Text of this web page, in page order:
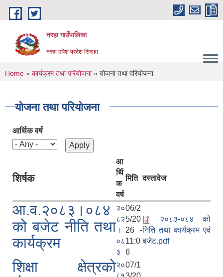
Skip to main content
नरहा गाउँपालिका
नरहा मधेश प्रदेश सिराहा
You are here
Home » कार्यक्रम तथा परियोजना» योजना तथा परियोजना
योजना तथा परियोजना
आर्थिक वर्ष
शिर्षक
आ
र्थि
क
वर्ष
मिति दस्तावेज
आ.व.२०८३।०८४
को बजेट नीति तथा
कार्यक्रम
२०
८२
।
०८
३
06/2
5/20
26 -
11:0
6
२०८३-०८४ को
निति तथा कार्यक्रम एवं
बजेट.pdf
शिक्षा क्षेत्रको२०07/1